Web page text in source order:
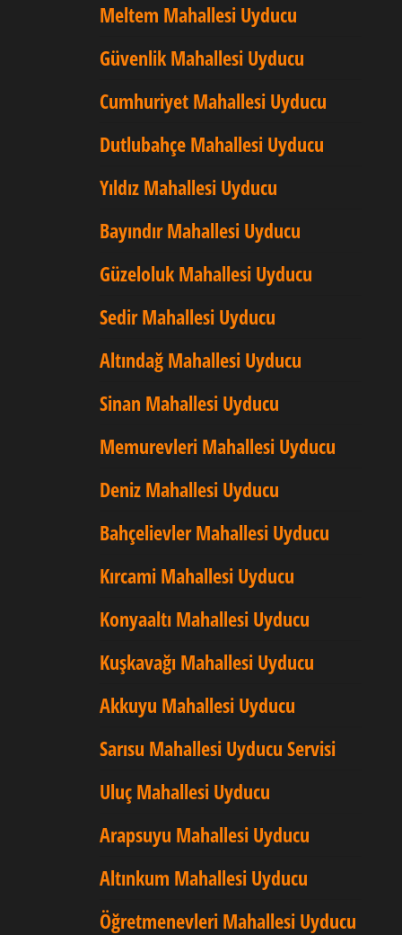
Meltem Mahallesi Uyducu
Güvenlik Mahallesi Uyducu
Cumhuriyet Mahallesi Uyducu
Dutlubahçe Mahallesi Uyducu
Yıldız Mahallesi Uyducu
Bayındır Mahallesi Uyducu
Güzeloluk Mahallesi Uyducu
Sedir Mahallesi Uyducu
Altındağ Mahallesi Uyducu
Sinan Mahallesi Uyducu
Memurevleri Mahallesi Uyducu
Deniz Mahallesi Uyducu
Bahçelievler Mahallesi Uyducu
Kırcami Mahallesi Uyducu
Konyaaltı Mahallesi Uyducu
Kuşkavağı Mahallesi Uyducu
Akkuyu Mahallesi Uyducu
Sarısu Mahallesi Uyducu Servisi
Uluç Mahallesi Uyducu
Arapsuyu Mahallesi Uyducu
Altınkum Mahallesi Uyducu
Öğretmenevleri Mahallesi Uyducu